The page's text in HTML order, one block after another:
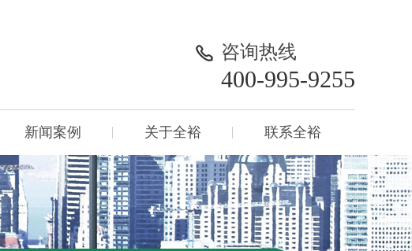
咨询热线
400-995-9255
新闻案例 关于全裕 联系全裕